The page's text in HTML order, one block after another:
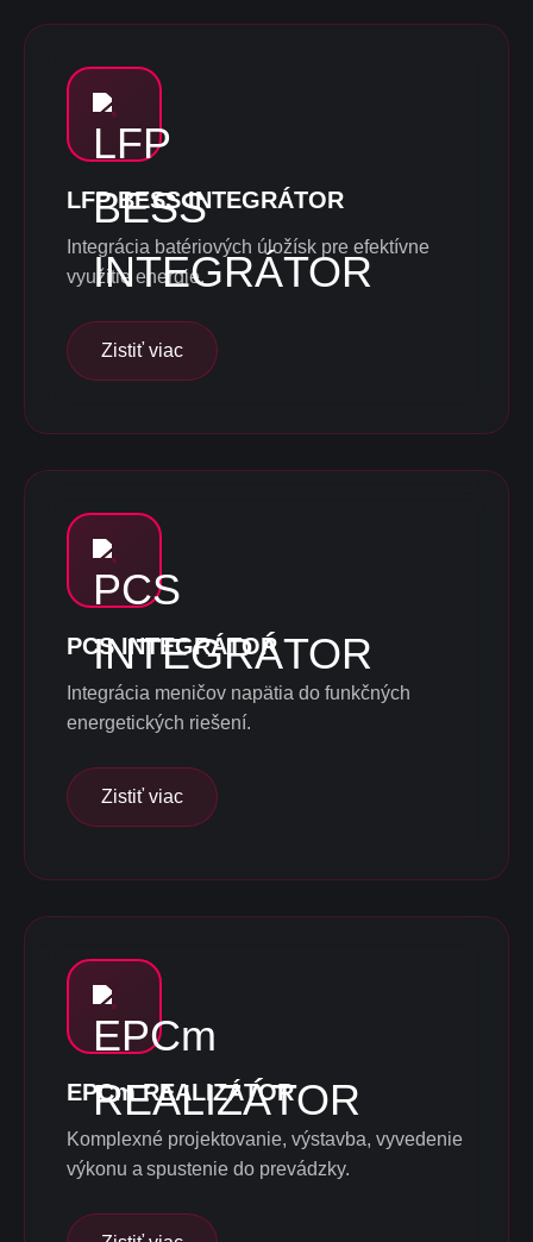
LFP BESS INTEGRÁTOR
Integrácia batériových úložísk pre efektívne
využitie energie.
Zistiť viac
PCS INTEGRÁTOR
Integrácia meničov napätia do funkčných
energetických riešení.
Zistiť viac
EPCm REALIZÁTOR
Komplexné projektovanie, výstavba, vyvedenie
výkonu a spustenie do prevádzky.